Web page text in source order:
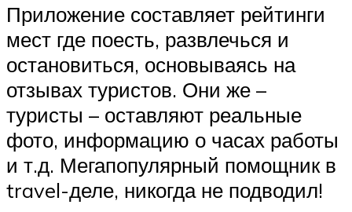
Приложение составляет рейтинги
мест где поесть, развлечься и
остановиться, основываясь на
отзывах туристов. Они же –
туристы – оставляют реальные
фото, информацию о часах работы
и т.д. Мегапопулярный помощник в
travel-деле, никогда не подводил!